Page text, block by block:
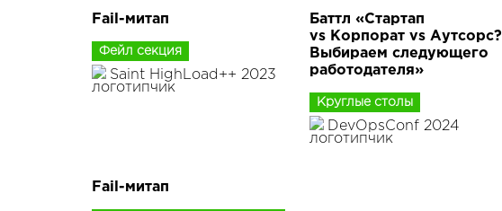
Fail-митап
Фейл секция
Saint HighLoad++ 2023
Баттл «Стартап
vs Корпорат vs Аутсорс?
Выбираем следующего
работодателя»
Круглые столы
DevOpsConf 2024
Fail-митап